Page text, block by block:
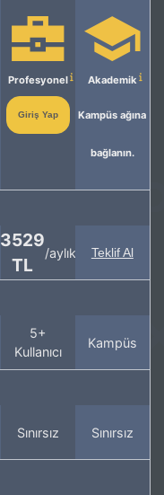
Profesyonel
Giriş Yap
Akademik
Kampüs ağına
bağlanın.
3529
TL
/aylık Teklif Al
5+
Kullanıcı
Kampüs
Sınırsız Sınırsız